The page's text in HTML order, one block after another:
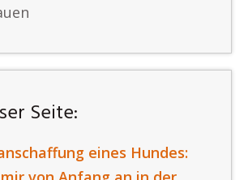
Seite:
eines Hundes: